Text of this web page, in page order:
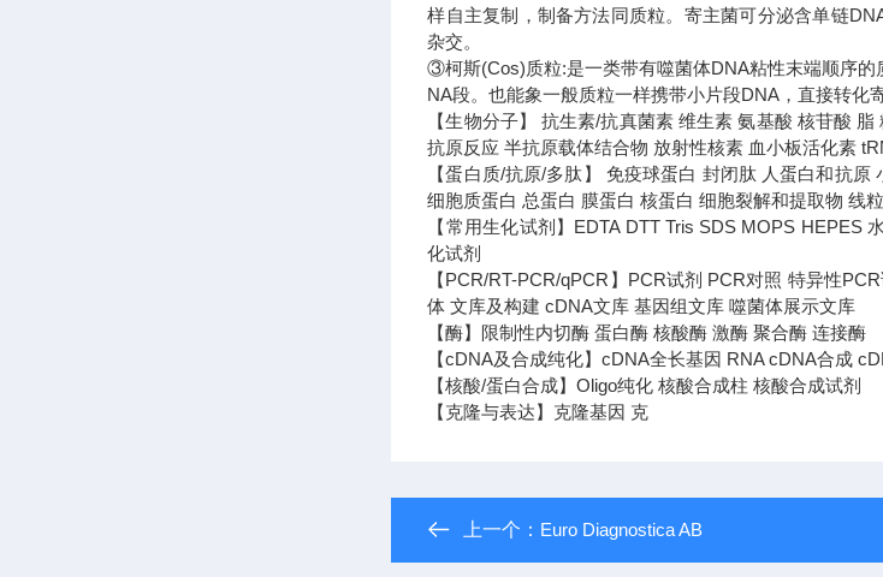
样自主复制，制备方法同质粒。寄主菌可分泌含单链
杂交。
③柯斯(Cos)质粒:是一类带有噬菌体DNA粘性末端顺序
NA段。也能象一般质粒一样携带小片段DNA，直接转化
【生物分子】 抗生素/抗真菌素 维生素 氨基酸 核苷酸
抗原反应 半抗原载体结合物 放射性核素 血小板活化素
【蛋白质/抗原/多肽】 免疫球蛋白 封闭肽 人蛋白和抗
细胞质蛋白 总蛋白 膜蛋白 核蛋白 细胞裂解和提取物 线
【常用生化试剂】EDTA DTT Tris SDS MOPS
化试剂
【PCR/RT-PCR/qPCR】PCR试剂 PCR对照 特异性
体 文库及构建 cDNA文库 基因组文库 噬菌体展示文库
【酶】限制性内切酶 蛋白酶 核酸酶 激酶 聚合酶 连接酶
【cDNA及合成纯化】cDNA全长基因 RNA cDNA合成
【核酸/蛋白合成】Oligo纯化 核酸合成柱 核酸合成试剂
【克隆与表达】克隆基因 克
上一个： Euro Diagnostica AB​